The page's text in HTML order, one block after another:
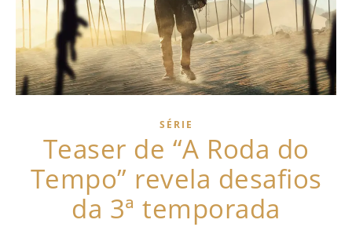
SÉRIE
Teaser de “A Roda do
Tempo” revela desafios
da 3ª temporada